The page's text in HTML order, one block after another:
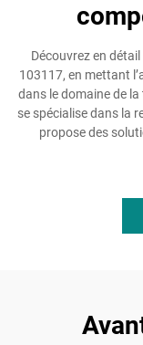
Découvrez en
103117, en mettant
dans le domaine de
se spécialise dans la
propose des